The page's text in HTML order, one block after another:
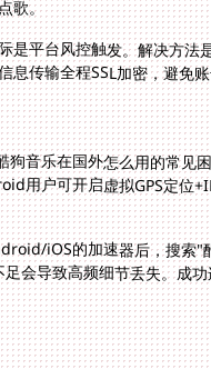
歌。
平台风控触发。解决方法
传输全程SSL加密，避免
音乐在国外怎么用的常见
户可开启虚拟GPS定位
iOS的加速器后，搜索
会导致高频细节丢失。成